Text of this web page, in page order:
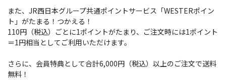
また、JR西日本グループ共通ポイントサービス「WESTERポイン
ト」がたまる！つかえる！
110円（税込）ごとに1ポイントがたまり、ご注文時には1ポイント
＝1円相当としてご利用いただけます。
さらに、会員特典として合計6,000円（税込）以上のご注文で送料
無料！